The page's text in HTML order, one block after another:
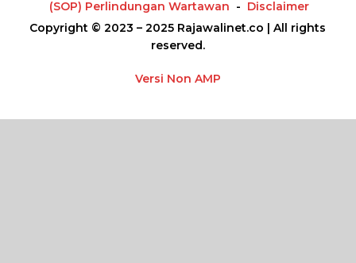
(SOP) Perlindungan Wartawan
Disclaimer
Copyright © 2023 – 2025 Rajawalinet.co | All rights
reserved.
Versi Non AMP